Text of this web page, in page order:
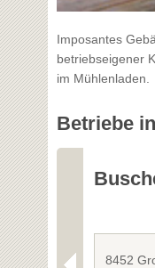
Imposantes
betriebseigener
im Mühlenladen.
Betriebe
8452